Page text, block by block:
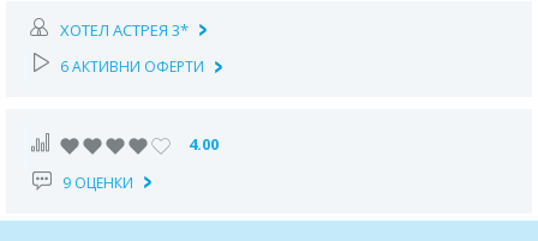
ХОТЕЛ АСТРЕЯ 3*
6 АКТИВНИ ОФЕРТИ
4.00
9 ОЦЕНКИ